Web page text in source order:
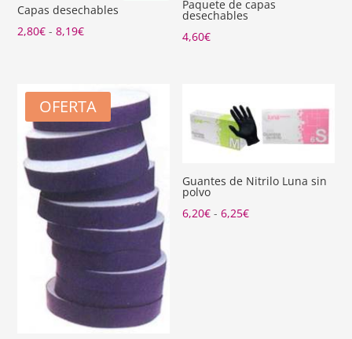
Capas desechables
2,80€ - 8,19€Rango
desde
2,80€
hasta
8,19€
Paquete de capas
desechables
4,60€
OFERTA
Guantes de Nitrilo Luna sin
polvo
6,20€ - 6,25€Rango